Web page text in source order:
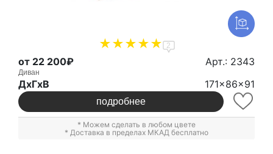
2
от 22 200₽ Арт.: 2343
Диван
ДxГxВ 171x86x91
подробнее
* Можем сделать в любом цвете
* Доставка в пределах МКАД бесплатно